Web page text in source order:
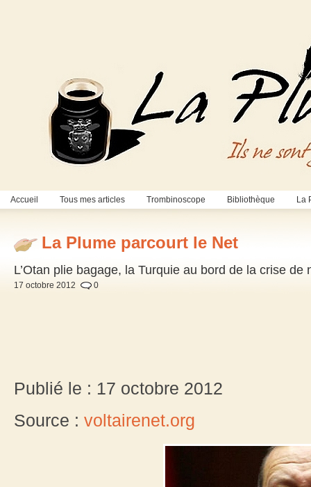
Accueil Tous mes articles Trombinoscope Bibliothèque La
La Plume parcourt le Net
L’Otan plie bagage, la Turquie au bord de la crise de
17 octobre 2012 0
Publié le : 17 octobre 2012
Source : voltairenet.org